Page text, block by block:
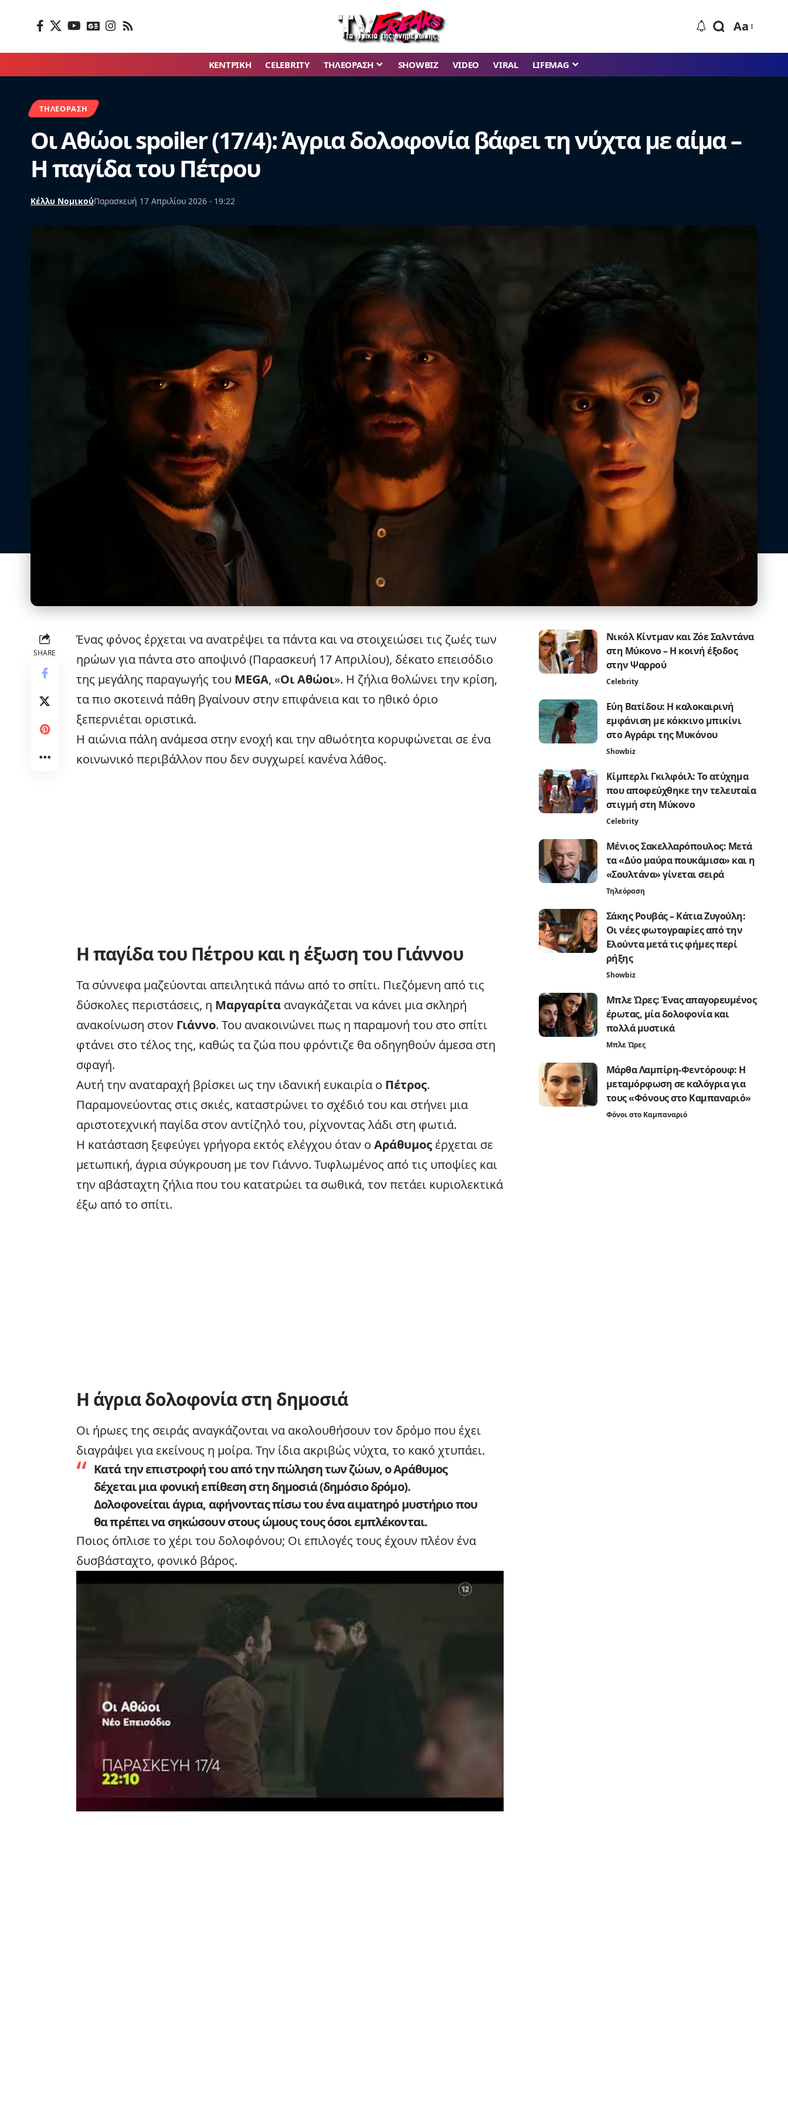
Aa
ΚΕΝΤΡΙΚΗ CELEBRITY ΤΗΛΕΟΡΑΣΗ SHOWBIZ VIDEO VIRAL LIFEMAG
ΤΗΛΕΌΡΑΣΗ
Οι Αθώοι spoiler (17/4): Άγρια δολοφονία βάφει τη νύχτα με αίμα –
Η παγίδα του Πέτρου
Κέλλυ ΝομικούΠαρασκευή 17 Απριλίου 2026 - 19:22
SHARE
Ένας φόνος έρχεται να ανατρέψει τα πάντα και να στοιχειώσει τις ζωές των
ηρώων για πάντα στο αποψινό (Παρασκευή 17 Απριλίου), δέκατο επεισόδιο
της μεγάλης παραγωγής του MEGA, «Οι Αθώοι». Η ζήλια θολώνει την κρίση,
τα πιο σκοτεινά πάθη βγαίνουν στην επιφάνεια και το ηθικό όριο
ξεπερνιέται οριστικά.
Η αιώνια πάλη ανάμεσα στην ενοχή και την αθωότητα κορυφώνεται σε ένα
κοινωνικό περιβάλλον που δεν συγχωρεί κανένα λάθος.
Η παγίδα του Πέτρου και η έξωση του Γιάννου
Τα σύννεφα μαζεύονται απειλητικά πάνω από το σπίτι. Πιεζόμενη από τις
δύσκολες περιστάσεις, η Μαργαρίτα αναγκάζεται να κάνει μια σκληρή
ανακοίνωση στον Γιάννο. Του ανακοινώνει πως η παραμονή του στο σπίτι
φτάνει στο τέλος της, καθώς τα ζώα που φρόντιζε θα οδηγηθούν άμεσα στη
σφαγή.
Αυτή την αναταραχή βρίσκει ως την ιδανική ευκαιρία ο Πέτρος.
Παραμονεύοντας στις σκιές, καταστρώνει το σχέδιό του και στήνει μια
αριστοτεχνική παγίδα στον αντίζηλό του, ρίχνοντας λάδι στη φωτιά.
Η κατάσταση ξεφεύγει γρήγορα εκτός ελέγχου όταν ο Αράθυμος έρχεται σε
μετωπική, άγρια σύγκρουση με τον Γιάννο. Τυφλωμένος από τις υποψίες και
την αβάσταχτη ζήλια που του κατατρώει τα σωθικά, τον πετάει κυριολεκτικά
έξω από το σπίτι.
Η άγρια δολοφονία στη δημοσιά
Οι ήρωες της σειράς αναγκάζονται να ακολουθήσουν τον δρόμο που έχει
διαγράψει για εκείνους η μοίρα. Την ίδια ακριβώς νύχτα, το κακό χτυπάει.
Κατά την επιστροφή του από την πώληση των ζώων, ο Αράθυμος
δέχεται μια φονική επίθεση στη δημοσιά (δημόσιο δρόμο).
Δολοφονείται άγρια, αφήνοντας πίσω του ένα αιματηρό μυστήριο που
θα πρέπει να σηκώσουν στους ώμους τους όσοι εμπλέκονται.
Ποιος όπλισε το χέρι του δολοφόνου; Οι επιλογές τους έχουν πλέον ένα
δυσβάσταχτο, φονικό βάρος.
Νικόλ Κίντμαν και Ζόε Σαλντάνα
στη Μύκονο – Η κοινή έξοδος
στην Ψαρρού
Celebrity
Εύη Βατίδου: Η καλοκαιρινή
εμφάνιση με κόκκινο μπικίνι
στο Αγράρι της Μυκόνου
Showbiz
Κίμπερλι Γκιλφόιλ: Το ατύχημα
που αποφεύχθηκε την τελευταία
στιγμή στη Μύκονο
Celebrity
Μένιος Σακελλαρόπουλος: Μετά
τα «Δύο μαύρα πουκάμισα» και η
«Σουλτάνα» γίνεται σειρά
Τηλεόραση
Σάκης Ρουβάς – Κάτια Ζυγούλη:
Οι νέες φωτογραφίες από την
Ελούντα μετά τις φήμες περί
ρήξης
Showbiz
Μπλε Ώρες: Ένας απαγορευμένος
έρωτας, μία δολοφονία και
πολλά μυστικά
Μπλε Ώρες
Μάρθα Λαμπίρη-Φεντόρουφ: Η
μεταμόρφωση σε καλόγρια για
τους «Φόνους στο Καμπαναριό»
Φόνοι στο Καμπαναριό